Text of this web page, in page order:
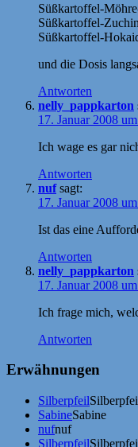
Süßkartoffel-
Süßkartoffel-
Süßkartoffel-
und die Dosis
Antworten
nelly_pappkarton
17. Januar 2008
Ich wage es gar
Antworten
nuf sagt:
17. Januar 2008
Ist das eine
Antworten
nelly_pappkarton
17. Januar 2008
Ich frage mich,
Antworten
Erwähnungen
Silberpfeil
SabineSabine
nufnuf
Silberpfeil